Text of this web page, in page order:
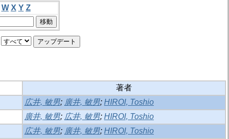
W X Y Z
著者
広井, 敏男; 廣井, 敏男; HIROI, Toshio
廣井, 敏男; 広井, 敏男; HIROI, Toshio
広井, 敏男; 廣井, 敏男; HIROI, Toshio